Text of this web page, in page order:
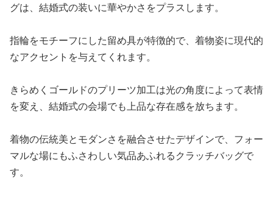
グは、結婚式の装いに華やかさをプラスします。
指輪をモチーフにした留め具が特徴的で、着物姿に現代的
なアクセントを与えてくれます。
きらめくゴールドのプリーツ加工は光の角度によって表情
を変え、結婚式の会場でも上品な存在感を放ちます。
着物の伝統美とモダンさを融合させたデザインで、フォー
マルな場にもふさわしい気品あふれるクラッチバッグで
す。